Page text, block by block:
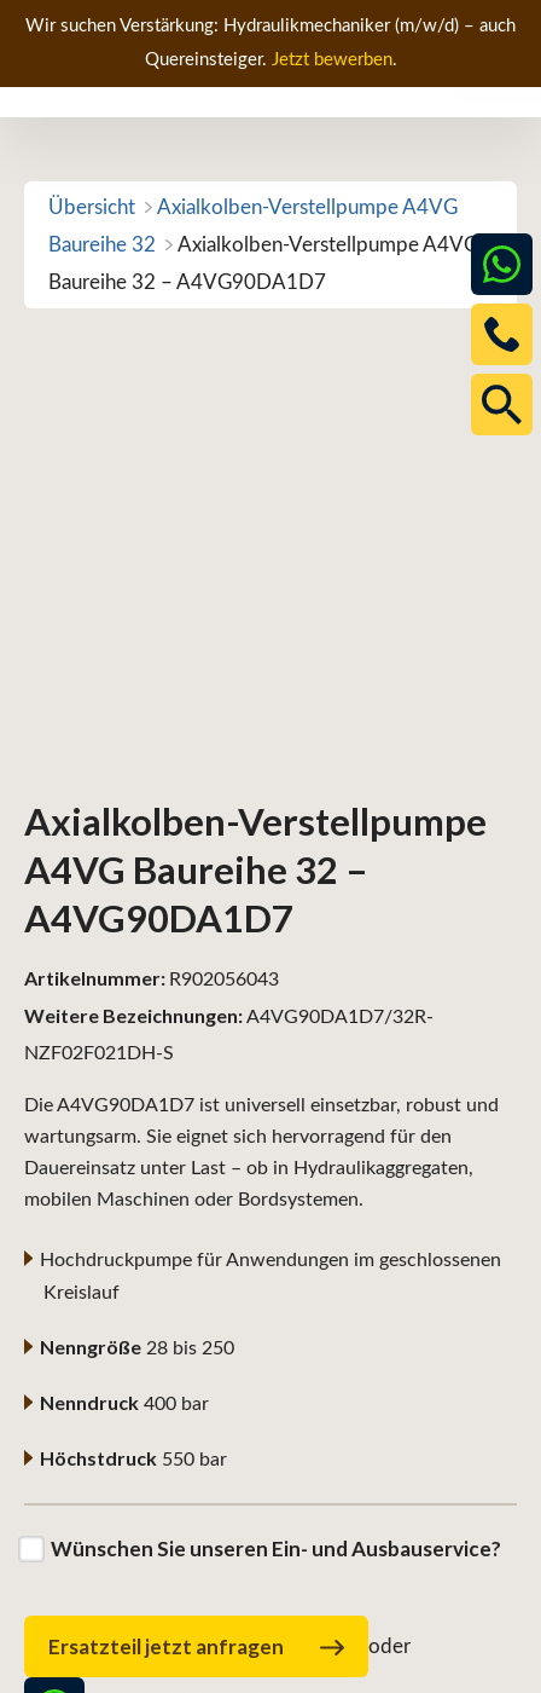
Zum
springen
Wir suchen Verstärkung: Hydraulikmechaniker (m/w/d) – auch
Quereinsteiger. Jetzt bewerben.
Übersicht
Axialkolben-Verstellpumpe A4VG
Baureihe 32
Axialkolben-Verstellpumpe A4VG
Baureihe 32 – A4VG90DA1D7
Axialkolben-Verstellpumpe
A4VG Baureihe 32 –
A4VG90DA1D7
Die A4VG90DA1D7 ist universell einsetzbar, robust und
wartungsarm. Sie eignet sich hervorragend für den
Dauereinsatz unter Last – ob in Hydraulikaggregaten,
mobilen Maschinen oder Bordsystemen.
Hochdruckpumpe für Anwendungen im geschlossenen
Kreislauf
Nenngröße 28 bis 250
Nenndruck 400 bar
Höchstdruck 550 bar
Wünschen Sie unseren Ein- und Ausbauservice?
Ersatzteil jetzt anfragen oder
Weitere Bezeichnungen:A4VG90DA1D7/32R-
NZF02F021DH-S
Artikelnummer: R902056043